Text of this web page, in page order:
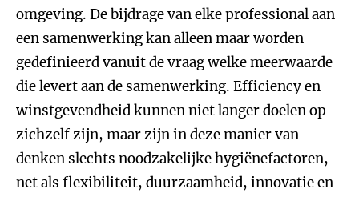
omgeving. De bijdrage van elke professional aan
een samenwerking kan alleen maar worden
gedefinieerd vanuit de vraag welke meerwaarde
die levert aan de samenwerking. Efficiency en
winstgevendheid kunnen niet langer doelen op
zichzelf zijn, maar zijn in deze manier van
denken slechts noodzakelijke hygiënefactoren,
net als flexibiliteit, duurzaamheid, innovatie en